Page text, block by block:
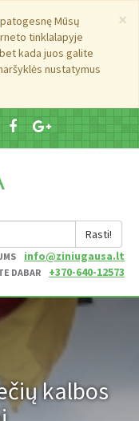
×
Mūsų
tinklalapyje
kada juos galite
nustatymus
Rasti!
info@ziniugausa.lt
DABAR +370-640-12573
kalbos